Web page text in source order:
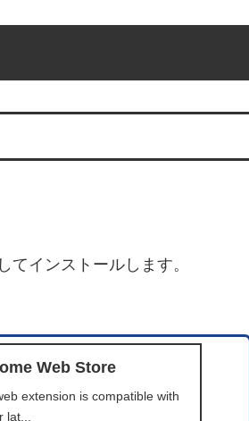
インストールします。
Web Store
extension is compatible with